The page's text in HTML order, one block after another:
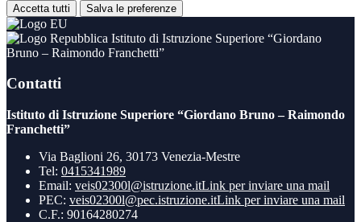
Accetta tutti Salva le preferenze
Istituto di Istruzione Superiore “Giordano
Bruno – Raimondo Franchetti”
Contatti
Istituto di Istruzione Superiore “Giordano Bruno – Raimondo
Franchetti”
Via Baglioni 26, 30173 Venezia-Mestre
Tel: 0415341989
Email: veis02300l@istruzione.itLink per inviare una mail
PEC: veis02300l@pec.istruzione.itLink per inviare una mail
C.F.: 90164280274